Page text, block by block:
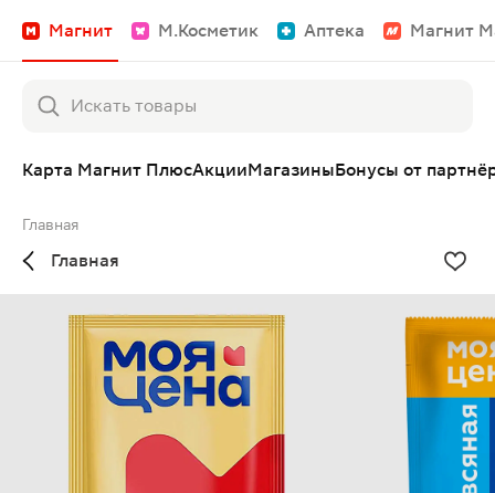
Магнит М.Косметик Аптека Магнит
Карта Магнит ПлюсАкцииМагазиныБонусы от
Главная
Главная